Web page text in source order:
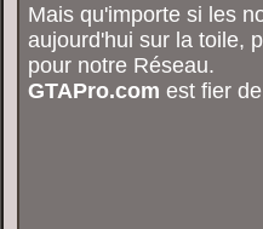
Mais qu'importe si les
aujourd'hui sur la toile,
pour notre Réseau.
GTAPro.com est fier